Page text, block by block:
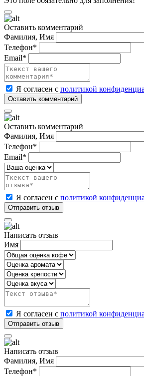
Оставить комментарий
Фамилия, Имя
Телефон*
Email*
Я согласен с политикой
Оставить комментарий
Фамилия, Имя
Телефон*
Email*
Я согласен с политикой
Написать отзыв
Имя
Я согласен с политикой
Написать отзыв
Фамилия, Имя
Телефон*